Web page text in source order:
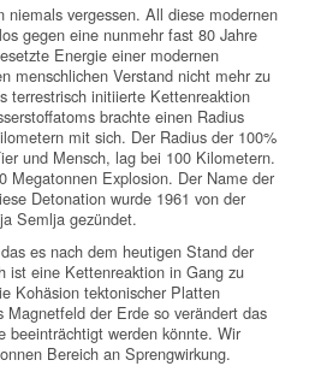
niemals vergessen. All diese modernen
gegen eine nunmehr fast 80 Jahre
Energie einer modernen
menschlichen Verstand nicht mehr zu
terrestrisch initiierte Kettenreaktion
brachte einen Radius
mit sich. Der Radius der 100%
und Mensch, lag bei 100 Kilometern.
Megatonnen Explosion. Der Name der
Detonation wurde 1961 von der
Semlja gezündet.
es nach dem heutigen Stand der
ist eine Kettenreaktion in Gang zu
Kohäsion tektonischer Platten
Magnetfeld der Erde so verändert das
beeinträchtigt werden könnte. Wir
Bereich an Sprengwirkung.